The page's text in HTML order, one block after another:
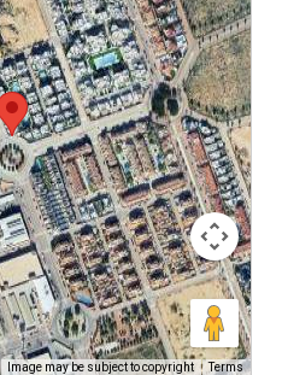
Image may be subject to copyright Terms